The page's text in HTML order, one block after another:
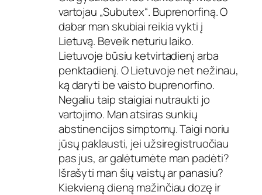
vartojau „Subutex“. Buprenorfiną. O
dabar man skubiai reikia vykti į
Lietuvą. Beveik neturiu laiko.
Lietuvoje būsiu ketvirtadienį arba
penktadienį. O Lietuvoje net nežinau,
ką daryti be vaisto buprenorfino.
Negaliu taip staigiai nutraukti jo
vartojimo. Man atsiras sunkių
abstinencijos simptomų. Taigi noriu
jūsų paklausti, jei užsiregistruočiau
pas jus, ar galėtumėte man padėti?
Išrašyti man šių vaistų ar panasiu?
Kiekvieną dieną mažinčiau dozę ir